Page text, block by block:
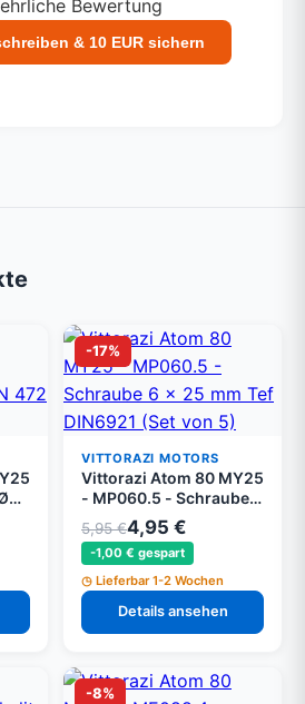
Bewertung
& 10 EUR sichern
-17%
VITTORAZI MOTORS
Vittorazi Atom 80 MY25
- MP060.5 - Schraube 6
x 25 mm Tef DIN6921
(Set von 5)
5,95 €4,95 €
-1,00 € gespart
Lieferbar 1-2 Wochen
Details ansehen
-8%